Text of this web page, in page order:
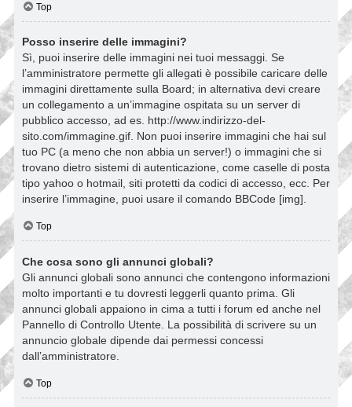
Top
Posso inserire delle immagini?
Sì, puoi inserire delle immagini nei tuoi messaggi. Se
l’amministratore permette gli allegati è possibile caricare delle
immagini direttamente sulla Board; in alternativa devi creare
un collegamento a un’immagine ospitata su un server di
pubblico accesso, ad es. http://www.indirizzo-del-
sito.com/immagine.gif. Non puoi inserire immagini che hai sul
tuo PC (a meno che non abbia un server!) o immagini che si
trovano dietro sistemi di autenticazione, come caselle di posta
tipo yahoo o hotmail, siti protetti da codici di accesso, ecc. Per
inserire l’immagine, puoi usare il comando BBCode [img].
Top
Che cosa sono gli annunci globali?
Gli annunci globali sono annunci che contengono informazioni
molto importanti e tu dovresti leggerli quanto prima. Gli
annunci globali appaiono in cima a tutti i forum ed anche nel
Pannello di Controllo Utente. La possibilità di scrivere su un
annuncio globale dipende dai permessi concessi
dall’amministratore.
Top